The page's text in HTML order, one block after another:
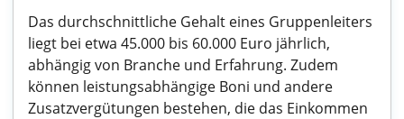
Das durchschnittliche Gehalt eines Gruppenleiters
liegt bei etwa 45.000 bis 60.000 Euro jährlich,
abhängig von Branche und Erfahrung. Zudem
können leistungsabhängige Boni und andere
Zusatzvergütungen bestehen, die das Einkommen